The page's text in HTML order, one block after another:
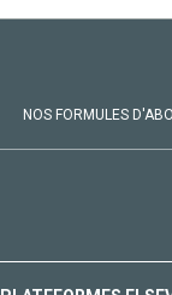
NOS FORMULES